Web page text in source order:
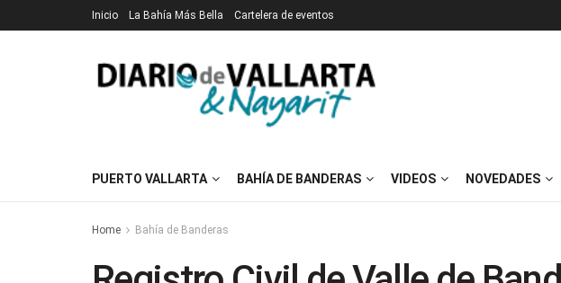
Inicio La Bahía Más Bella Cartelera de eventos
PUERTO VALLARTA BAHÍA DE BANDERAS VIDEOS NOVEDADES
Home Bahía de Banderas